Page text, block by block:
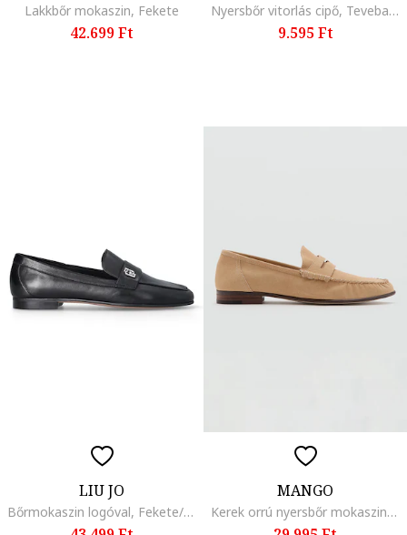
Lakkbőr mokaszin, Fekete
42.699 Ft
Nyersbőr vitorlás cipő, Tevebarna
9.595 Ft
LIU JO
Bőrmokaszin logóval, Fekete/Ezüstszín
MANGO
Kerek orrú nyersbőr mokaszin, Világosbézs